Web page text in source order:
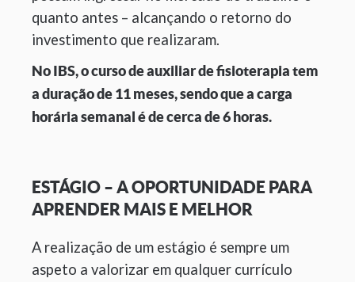
quanto antes – alcançando o retorno do
investimento que realizaram.
No IBS, o curso de auxiliar de fisioterapia tem
a duração de 11 meses, sendo que a carga
horária semanal é de cerca de 6 horas.
ESTÁGIO – A OPORTUNIDADE PARA
APRENDER MAIS E MELHOR
A realização de um estágio é sempre um
aspeto a valorizar em qualquer currículo